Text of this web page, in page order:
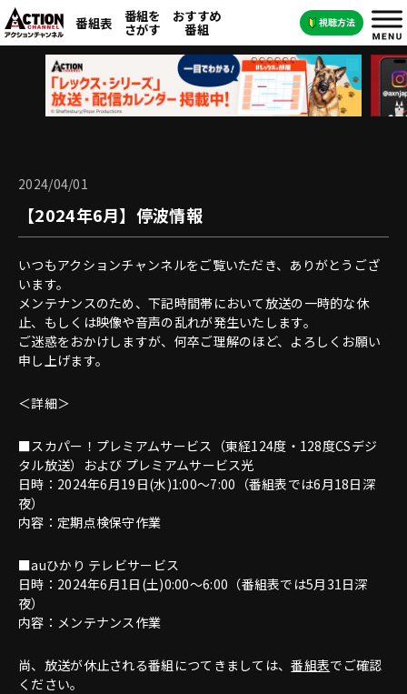
番組表 番組を
さがす
おすすめ
番組
2024/04/01
【2024年6月】停波情報
いつもアクションチャンネルをご覧いただき、ありがとうござ
います。
メンテナンスのため、下記時間帯において放送の一時的な休
止、もしくは映像や音声の乱れが発生いたします。
ご迷惑をおかけしますが、何卒ご理解のほど、よろしくお願い
申し上げます。
＜詳細＞
■スカパー！プレミアムサービス（東経124度・128度CSデジ
タル放送）および プレミアムサービス光
日時：2024年6月19日(水)1:00～7:00（番組表では6月18日深
夜）
内容：定期点検保守作業
■auひかり テレビサービス
日時：2024年6月1日(土)0:00～6:00（番組表では5月31日深
夜）
内容：メンテナンス作業
尚、放送が休止される番組につてきましては、番組表でご確認
ください。